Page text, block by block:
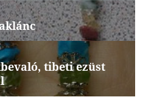
tibeti ezüst